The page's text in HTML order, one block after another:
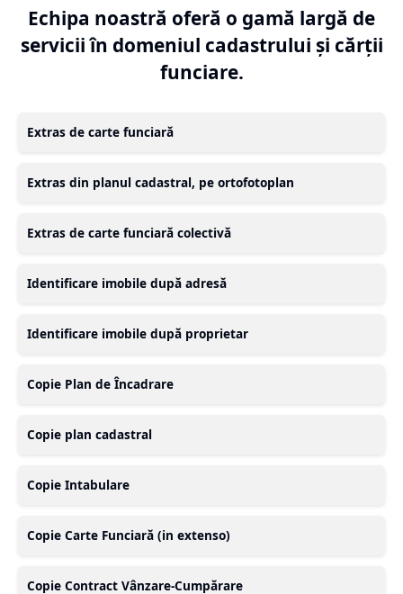
Echipa noastră oferă o gamă largă de
servicii în domeniul cadastrului și cărții
funciare.
Extras de carte funciară
Extras din planul cadastral, pe ortofotoplan
Extras de carte funciară colectivă
Identificare imobile după adresă
Identificare imobile după proprietar
Copie Plan de Încadrare
Copie plan cadastral
Copie Intabulare
Copie Carte Funciară (in extenso)
Copie Contract Vânzare-Cumpărare